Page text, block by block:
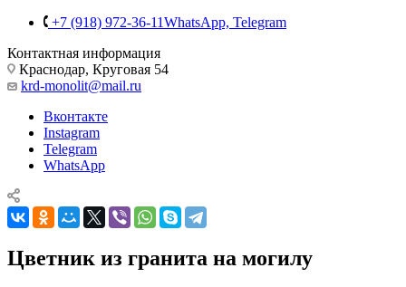
+7 (918) 972-36-11WhatsApp, Telegram
Контактная информация
Краснодар, Круговая 54
krd-monolit@mail.ru
Вконтакте
Instagram
Telegram
WhatsApp
Цветник из гранита на могилу